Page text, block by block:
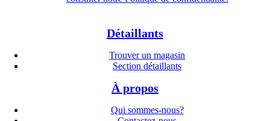
Détaillants
Trouver un magasin
Section détaillants
À propos
Qui sommes-nous?